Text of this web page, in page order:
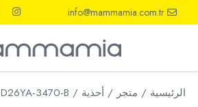
the
info@mammamia.com.tr
الرئيسية متجر أحذية D26YA-3470-B